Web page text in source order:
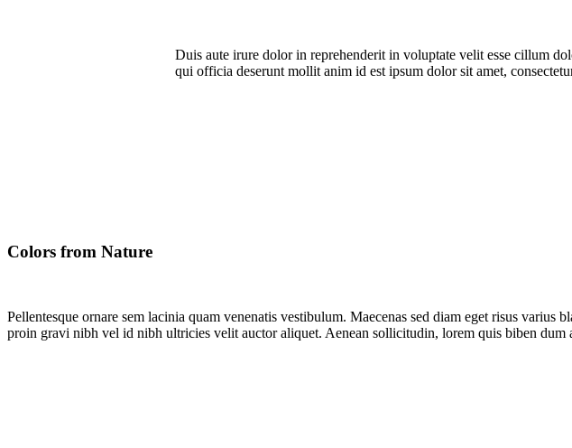
Duis aute irure dolor in reprehenderit in voluptate velit esse cillum
qui officia deserunt mollit anim id est ipsum dolor sit amet,
Colors from Nature
Pellentesque ornare sem lacinia quam venenatis vestibulum. Maecenas sed diam eget risus
proin gravi nibh vel id nibh ultricies velit auctor aliquet. Aenean sollicitudin, lorem quis biben